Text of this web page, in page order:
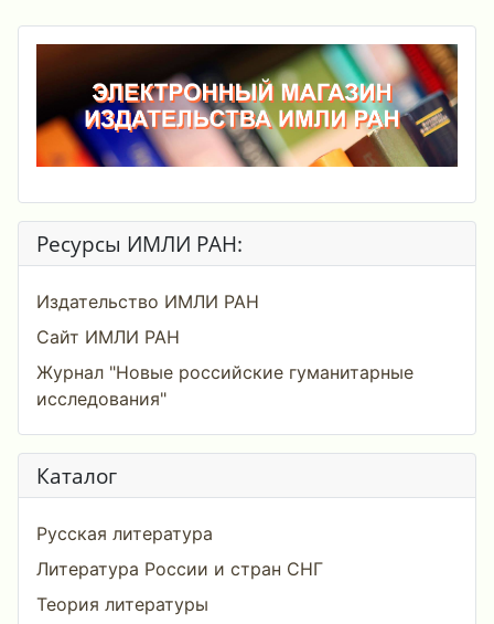
Ресурсы ИМЛИ РАН:
Издательство ИМЛИ РАН
Сайт ИМЛИ РАН
Журнал "Новые российские гуманитарные
исследования"
Каталог
Русская литература
Литература России и стран СНГ
Теория литературы